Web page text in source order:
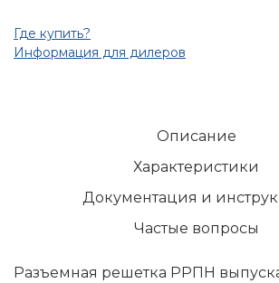
Где купить?
Информация для дилеров
Описание
Характеристики
Документация и
Частые вопросы
Разъемная решетка РРПН